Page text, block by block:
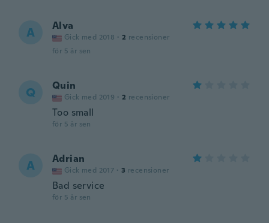
A Alva
Gick med 2018 · 2 recensioner
för 5 år sen
Q Quin
Gick med 2019 · 2 recensioner
Too small
för 5 år sen
A Adrian
Gick med 2017 · 3 recensioner
Bad service
för 5 år sen